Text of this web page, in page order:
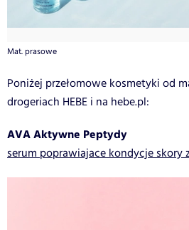
Mat. prasowe
Poniżej przełomowe kosmetyki od
drogeriach HEBE i na hebe.pl:
AVA Aktywne Peptydy
serum poprawiajace kondycje